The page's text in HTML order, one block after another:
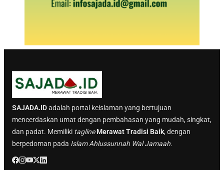
SAJADA.IDadalah portal keislaman yang bertujuan
mencerdaskan umat dengan pembahasan yang mudah, singkat,
dan padat. Memiliki tagline Merawat Tradisi Baik, dengan
berpedoman pada Islam Ahlussunnah Wal Jamaah.